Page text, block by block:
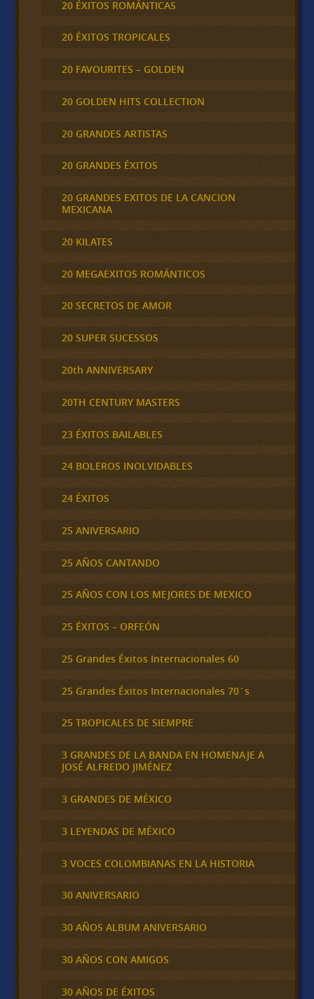
20 ÉXITOS ROMÁNTICAS
20 ÉXITOS TROPICALES
20 FAVOURITES – GOLDEN
20 GOLDEN HITS COLLECTION
20 GRANDES ARTISTAS
20 GRANDES ÉXITOS
20 GRANDES EXITOS DE LA CANCION
MEXICANA
20 KILATES
20 MEGAEXITOS ROMÁNTICOS
20 SECRETOS DE AMOR
20 SUPER SUCESSOS
20th ANNIVERSARY
20TH CENTURY MASTERS
23 ÉXITOS BAILABLES
24 BOLEROS INOLVIDABLES
24 ÉXITOS
25 ANIVERSARIO
25 AÑOS CANTANDO
25 AÑOS CON LOS MEJORES DE MEXICO
25 ÉXITOS – ORFEÓN
25 Grandes Éxitos Internacionales 60
25 Grandes Éxitos Internacionales 70´s
25 TROPICALES DE SIEMPRE
3 GRANDES DE LA BANDA EN HOMENAJE A
JOSÉ ALFREDO JIMÉNEZ
3 GRANDES DE MÉXICO
3 LEYENDAS DE MÉXICO
3 VOCES COLOMBIANAS EN LA HISTORIA
30 ANIVERSARIO
30 AÑOS ALBUM ANIVERSARIO
30 AÑOS CON AMIGOS
30 AÑOS DE ÉXITOS